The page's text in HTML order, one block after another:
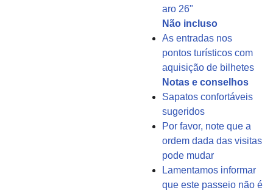
aro 26"
Não incluso
As entradas nos
pontos turísticos com
aquisição de bilhetes
Notas e conselhos
Sapatos confortáveis ​​
sugeridos
Por favor, note que a
ordem dada das visitas
pode mudar
Lamentamos informar
que este passeio não é